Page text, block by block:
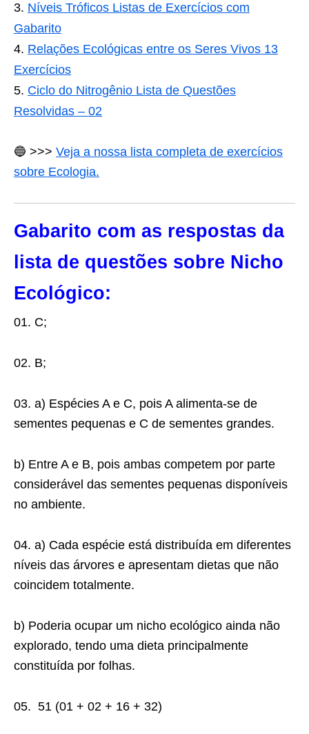
Níveis Tróficos Listas de Exercícios com
Gabarito
Relações Ecológicas entre os Seres Vivos 13
Exercícios
Ciclo do Nitrogênio Lista de Questões
Resolvidas – 02
🔵 >>> Veja a nossa lista completa de exercícios
sobre Ecologia.
Gabarito com as respostas da
lista de questões sobre Nicho
Ecológico:
01. C;
02. B;
03. a) Espécies A e C, pois A alimenta-se de
sementes pequenas e C de sementes grandes.
b) Entre A e B, pois ambas competem por parte
considerável das sementes pequenas disponíveis
no ambiente.
04. a) Cada espécie está distribuída em diferentes
níveis das árvores e apresentam dietas que não
coincidem totalmente.
b) Poderia ocupar um nicho ecológico ainda não
explorado, tendo uma dieta principalmente
constituída por folhas.
05. 51 (01 + 02 + 16 + 32)